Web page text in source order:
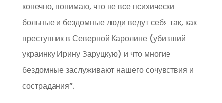
конечно, понимаю, что не все психически
больные и бездомные люди ведут себя так, как
преступник в Северной Каролине (убивший
украинку Ирину Заруцкую) и что многие
бездомные заслуживают нашего сочувствия и
сострадания”.